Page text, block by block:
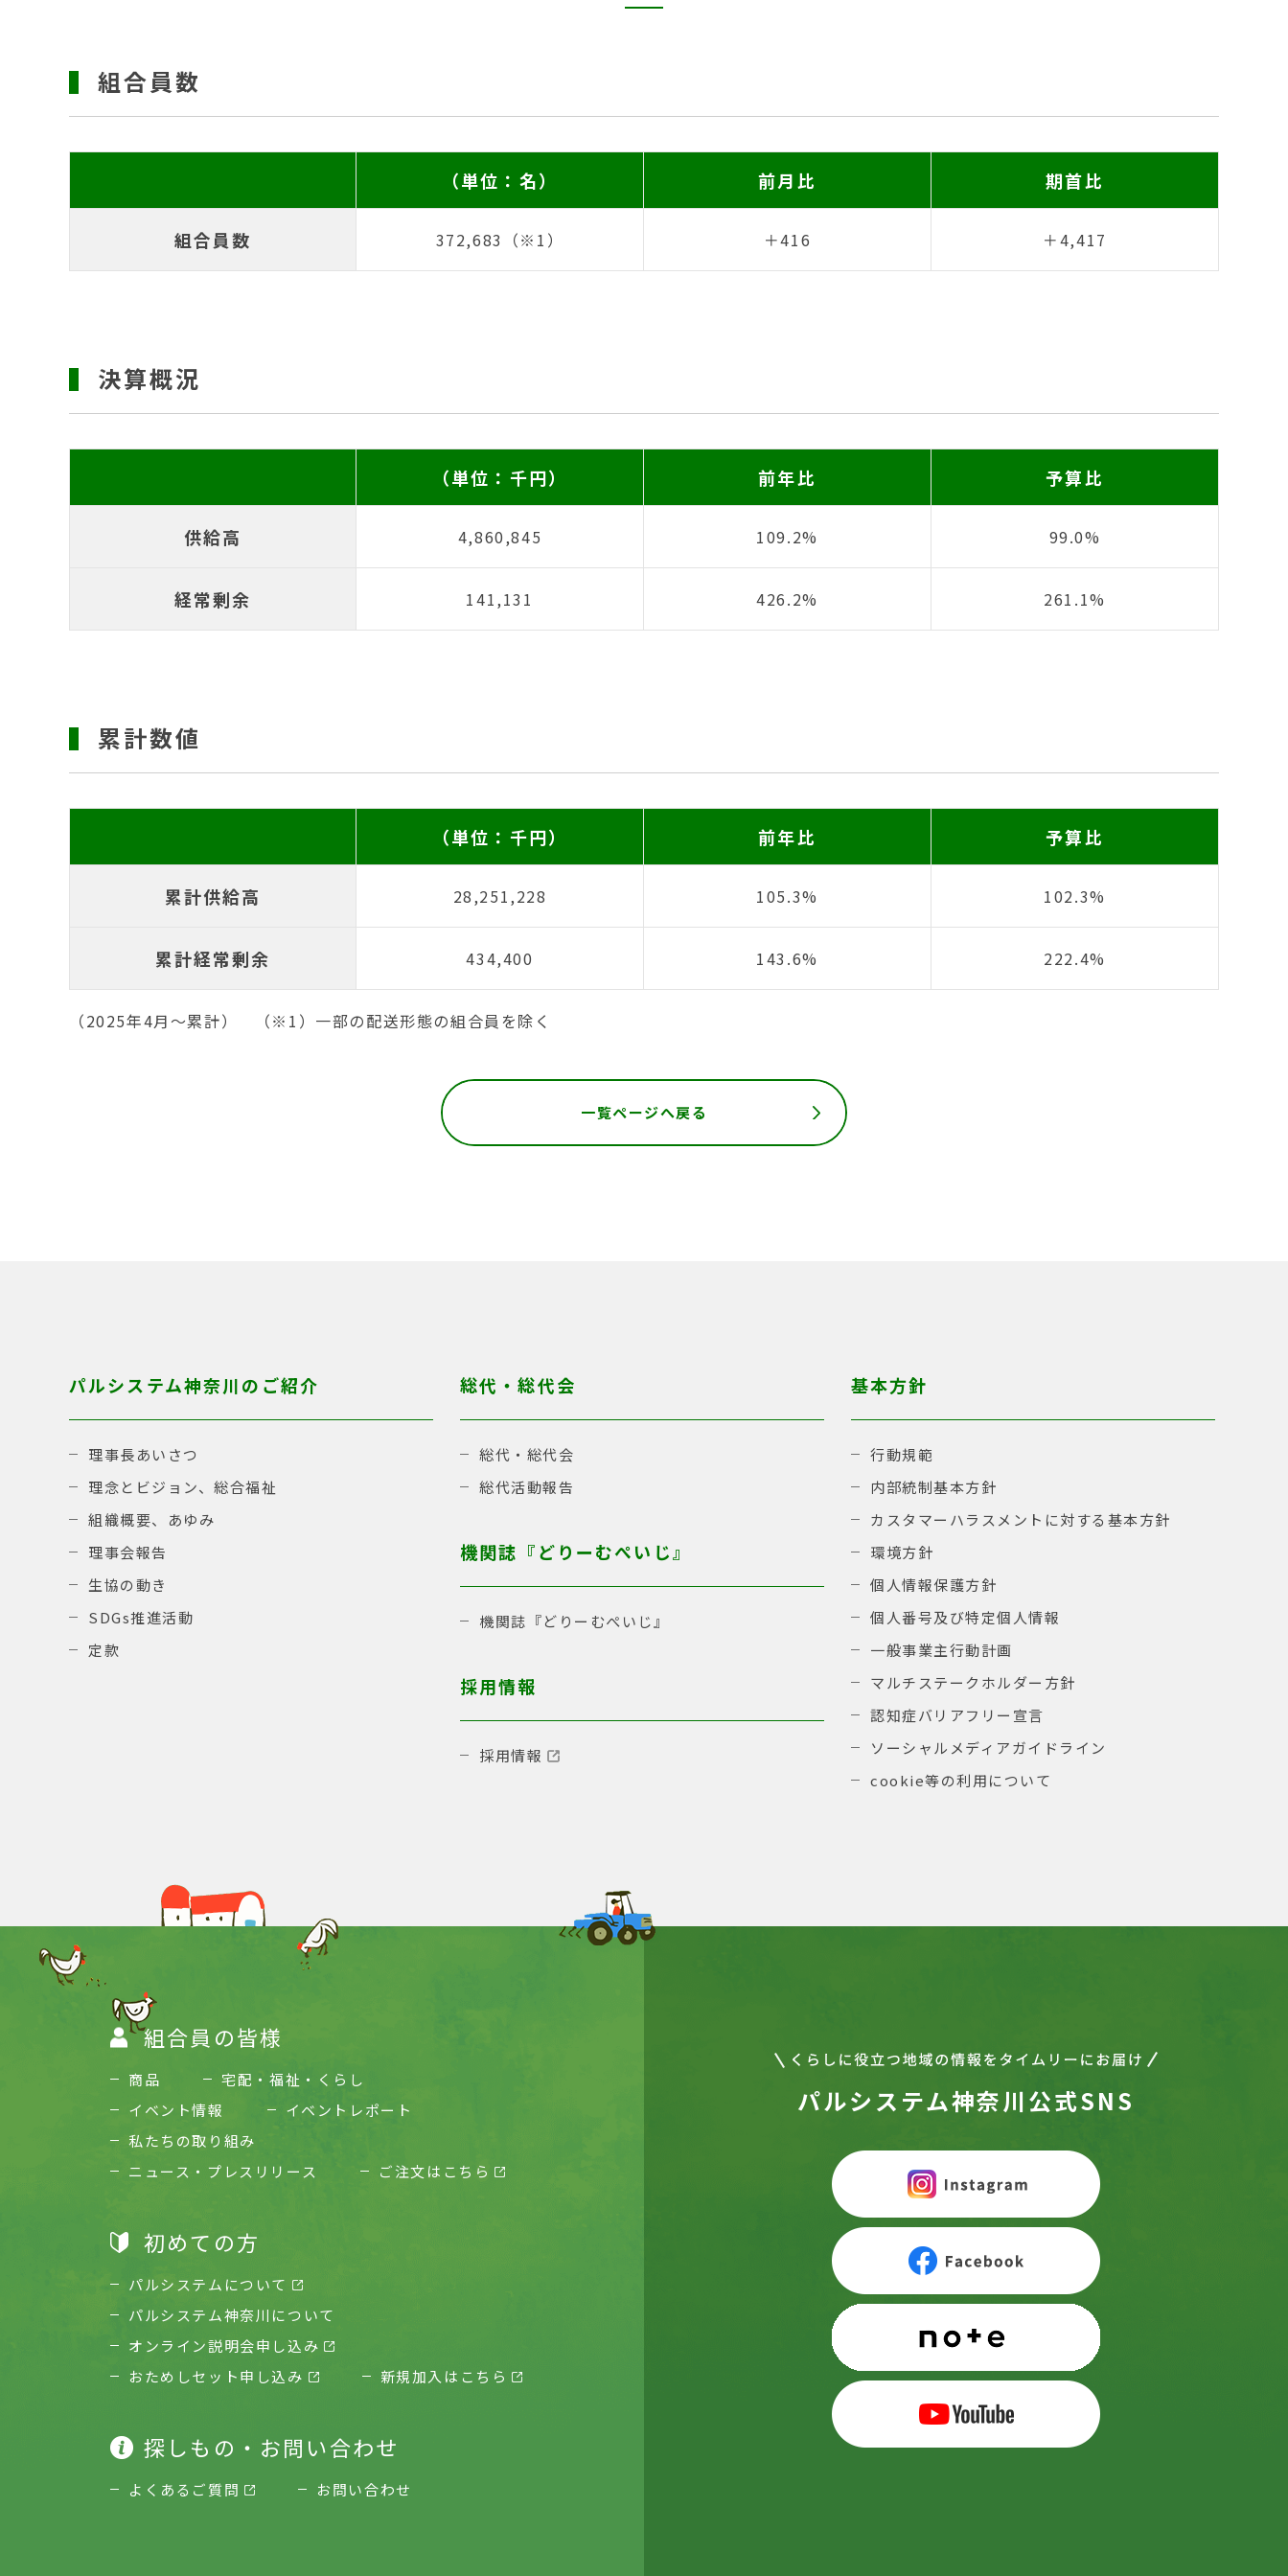
組合員数
（単位：名） 前月比 期首比
組合員数 372,683（※1） ＋416 ＋4,417
決算概況
（単位：千円） 前年比 予算比
供給高 4,860,845 109.2% 99.0%
経常剰余 141,131 426.2% 261.1%
累計数値
（単位：千円） 前年比 予算比
累計供給高 28,251,228 105.3% 102.3%
累計経常剰余 434,400 143.6% 222.4%
（2025年4月〜累計） （※1）一部の配送形態の組合員を除く
一覧ページへ戻る
パルシステム神奈川のご紹介
理事長あいさつ
理念とビジョン、総合福祉
組織概要、あゆみ
理事会報告
生協の動き
SDGs推進活動
定款
総代・総代会
総代・総代会
総代活動報告
機関誌『どりーむぺいじ』
機関誌『どりーむぺいじ』
採用情報
採用情報
基本方針
行動規範
内部統制基本方針
カスタマーハラスメントに対する基本方針
環境方針
個人情報保護方針
個人番号及び特定個人情報
一般事業主行動計画
マルチステークホルダー方針
認知症バリアフリー宣言
ソーシャルメディアガイドライン
cookie等の利用について
組合員の皆様
商品
宅配・福祉・くらし
イベント情報
イベントレポート
私たちの取り組み
ニュース・プレスリリース
ご注文はこちら
初めての方
パルシステムについて
パルシステム神奈川について
オンライン説明会申し込み
おためしセット申し込み
新規加入はこちら
探しもの・お問い合わせ
よくあるご質問 お問い合わせ
パルシステム神奈川公式SNS